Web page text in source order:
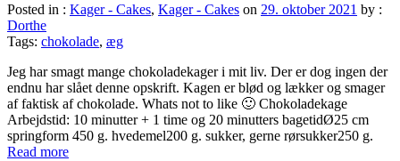
Posted in : Kager - Cakes, Kager - Cakes on 29. oktober 2021 by :
Dorthe
Tags: chokolade, æg
Jeg har smagt mange chokoladekager i mit liv. Der er dog ingen der
endnu har slået denne opskrift. Kagen er blød og lækker og smager
af faktisk af chokolade. Whats not to like 🙂 Chokoladekage
Arbejdstid: 10 minutter + 1 time og 20 minutters bagetidØ25 cm
springform 450 g. hvedemel200 g. sukker, gerne rørsukker250 g.
Read more